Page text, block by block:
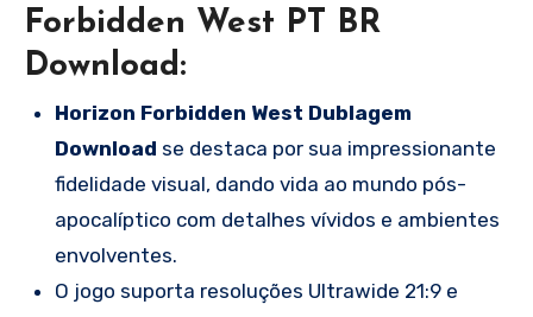
Forbidden West PT BR
Download:
Horizon Forbidden West Dublagem
Download se destaca por sua impressionante
fidelidade visual, dando vida ao mundo pós-
apocalíptico com detalhes vívidos e ambientes
envolventes.
O jogo suporta resoluções Ultrawide 21:9 e